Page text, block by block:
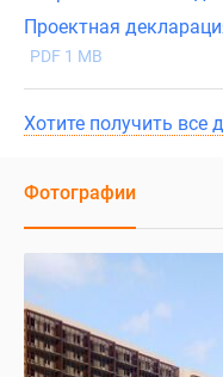
Проектная
PDF 1 MB
Хотите получить все
Фотографии